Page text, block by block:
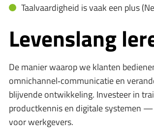
Taalvaardigheid is vaak een plus
Levenslang
De manier waarop we klanten
omnichannel‑communicatie en
blijvende ontwikkeling. Investeer in
productkennis en digitale systemen
voor werkgevers.